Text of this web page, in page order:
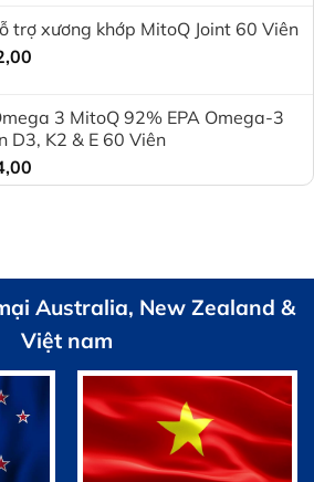
tại
là:
trợ xương khớp MitoQ Joint 60 Viên
Giá
là:
$62,00.
3 MitoQ 92% EPA Omega-3
D3, K2 & E 60 Viên
Giá
hiện
Australia, New Zealand &
Việt nam